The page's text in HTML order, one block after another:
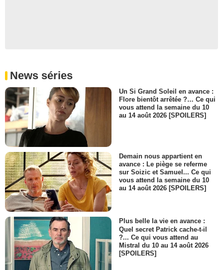
News séries
Un Si Grand Soleil en avance :
Flore bientôt arrêtée ?… Ce qui
vous attend la semaine du 10
au 14 août 2026 [SPOILERS]
Demain nous appartient en
avance : Le piège se referme
sur Soizic et Samuel... Ce qui
vous attend la semaine du 10
au 14 août 2026 [SPOILERS]
Plus belle la vie en avance :
Quel secret Patrick cache-t-il
?... Ce qui vous attend au
Mistral du 10 au 14 août 2026
[SPOILERS]